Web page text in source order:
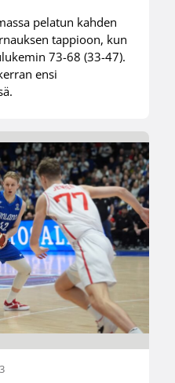
pelatun kahden
tappioon, kun
73-68 (33-47).
ensi